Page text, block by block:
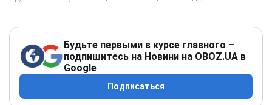
Будьте первыми в курсе главного –
подпишитесь на Новини на OBOZ.UA в
Google
Подписаться